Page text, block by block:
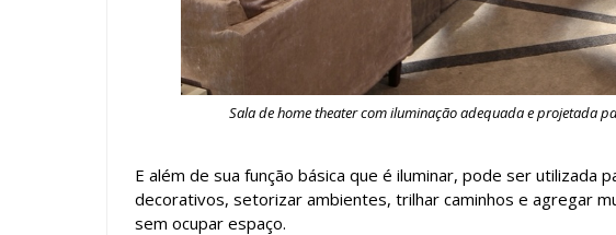
Sala de home theater com iluminação adequada e projetada
E além de sua função básica que é iluminar, pode ser utilizada
decorativos, setorizar ambientes, trilhar caminhos e agregar
sem ocupar espaço.